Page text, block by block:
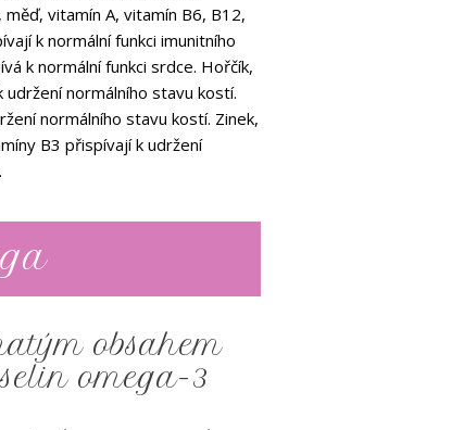
vitamín A, vitamín B6, B12,
k normální funkci imunitního
k normální funkci srdce. Hořčík,
udržení normálního stavu kostí.
normálního stavu kostí. Zinek,
B3 přispívají k udržení
obsahem
omega-3